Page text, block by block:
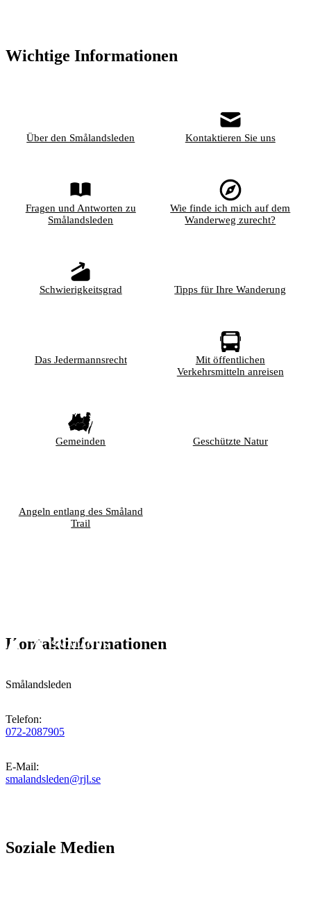
Wichtige Informationen
Über den Smålandsleden Kontaktieren Sie uns
Fragen und Antworten zu
Smålandsleden
Wie finde ich mich auf dem
Wanderweg zurecht?
Schwierigkeitsgrad Tipps für Ihre Wanderung
Das Jedermannsrecht
Mit öffentlichen
Verkehrsmitteln anreisen
Gemeinden Geschützte Natur
Angeln entlang des Småland
Trail
Kontaktinformationen
Smålandsleden
Telefon:
072-2087905
E-Mail:
smalandsleden@rjl.se
Soziale Medien